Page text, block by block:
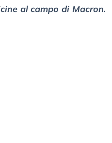
al campo di Macron.